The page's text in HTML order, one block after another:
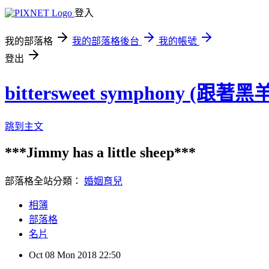
登入
我的部落格 我的部落格後台
我的帳號
登出
bittersweet symphony (跟著黑
跳到主文
***Jimmy has a little sheep***
部落格全站分類： 婚姻育兒
相簿
部落格
名片
Oct 08 Mon 2018 22:50